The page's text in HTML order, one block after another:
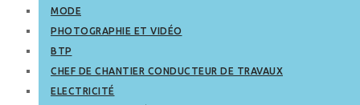
MODE
PHOTOGRAPHIE ET VIDÉO
BTP
CHEF DE CHANTIER CONDUCTEUR DE TRAVAUX
ELECTRICITÉ